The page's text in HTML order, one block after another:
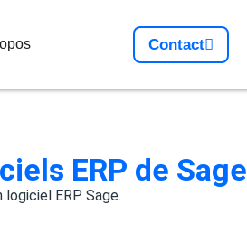
Contact
ERP de Sage
ERP Sage.